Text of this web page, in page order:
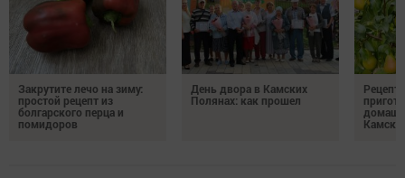
Закрутите лечо на зиму:
простой рецепт из
болгарского перца и
помидоров
День двора в Камских
Полянах: как прошел